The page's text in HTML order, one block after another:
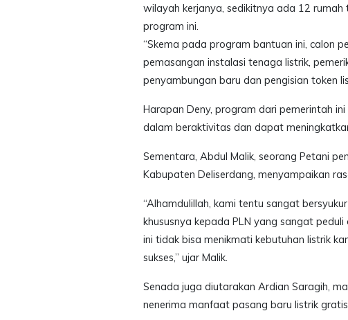
wilayah kerjanya, sedikitnya ada 12
program ini.
“Skema pada program bantuan ini, calon
pemasangan instalasi tenaga listrik,
penyambungan baru dan pengisian token
Harapan Deny, program dari pemerintah
dalam beraktivitas dan dapat
Sementara, Abdul Malik, seorang Petani
Kabupaten Deliserdang, menyampaikan
“Alhamdulillah, kami tentu sangat
khususnya kepada PLN yang sangat
ini tidak bisa menikmati kebutuhan listrik
sukses,” ujar Malik.
Senada juga diutarakan Ardian Saragih,
nenerima manfaat pasang baru listrik